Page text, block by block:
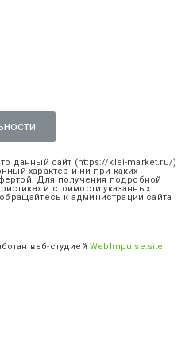
данный сайт (https://klei-market.ru/)
характер и ни при каких
Для получения подробной
и стоимости указанных
к администрации сайта
веб-студиейWebImpulse.site